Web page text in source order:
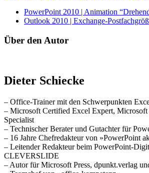
PowerPoint 2010 | Animation
Outlook 2010 | Exchange-
Über den Autor
Dieter Schiecke
– Office-Trainer mit den Schwerpunkten
– Microsoft Certified Excel Expert,
Specialist
– Technischer Berater und Gutachter für
– 16 Jahre Chefredakteur von »PowerPoint
– Leitender Redakteur beim PowerPoint-
CLEVERSLIDE
– Autor für Microsoft Press, dpunkt.verlag